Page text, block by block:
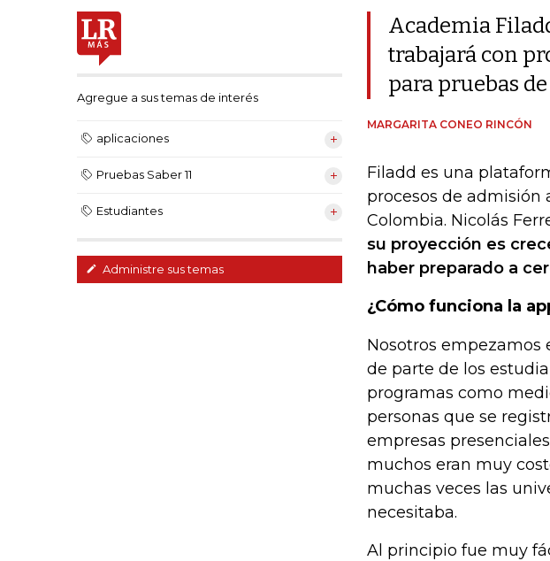
Agregue a sus temas de interés
aplicaciones
Pruebas Saber 11
Estudiantes
Administre sus temas
Academia
trabajará con
para pruebas
MARGARITA CONEO RINCÓN
Filadd es una
procesos de admisión
Colombia. Nicolás
su proyección es
haber preparado a
¿Cómo funciona la
Nosotros empezamos
de parte de los
programas como
personas que se
empresas
muchos eran muy
muchas veces las
necesitaba.
Al principio fue muy